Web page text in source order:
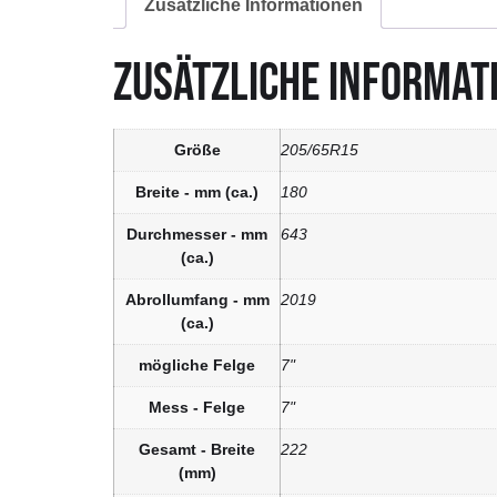
Zusätzliche Informationen
ZUSÄTZLICHE
Größe 205/65R15
Breite - mm (ca.) 180
Durchmesser - mm
(ca.)
643
Abrollumfang - mm
(ca.)
2019
mögliche Felge 7"
Mess - Felge 7"
Gesamt - Breite
(mm)
222